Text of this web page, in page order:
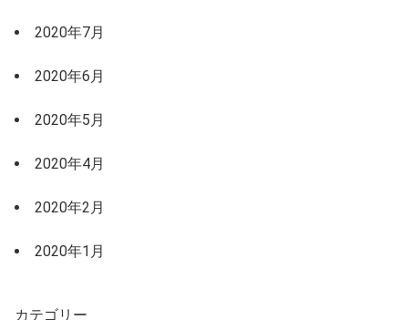
2020年7月
2020年6月
2020年5月
2020年4月
2020年2月
2020年1月
カテゴリー